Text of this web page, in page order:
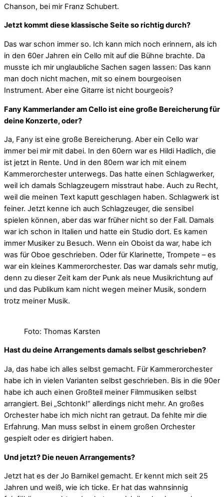
Chanson, bei mir Franz Schubert.
Jetzt kommt diese klassische Seite so richtig durch?
Das war schon immer so. Ich kann mich noch erinnern, als ich
in den 60er Jahren ein Cello mit auf die Bühne brachte. Da
musste ich mir unglaubliche Sachen sagen lassen: Das kann
man doch nicht machen, mit so einem bourgeoisen
Instrument. Aber eine Gitarre ist nicht bourgeois?
Fany Kammerlander am Cello ist eine große Bereicherung für
deine Konzerte, oder?
Ja, Fany ist eine große Bereicherung. Aber ein Cello war
immer bei mir mit dabei. In den 60ern war es Hildi Hadlich, die
ist jetzt in Rente. Und in den 80ern war ich mit einem
Kammerorchester unterwegs. Das hatte einen Schlagwerker,
weil ich damals Schlagzeugern misstraut habe. Auch zu Recht,
weil die meinen Text kaputt geschlagen haben. Schlagwerk ist
feiner. Jetzt kenne ich auch Schlagzeuger, die sensibel
spielen können, aber das war früher nicht so der Fall. Damals
war ich schon in Italien und hatte ein Studio dort. Es kamen
immer Musiker zu Besuch. Wenn ein Oboist da war, habe ich
was für Oboe geschrieben. Oder für Klarinette, Trompete – es
war ein kleines Kammerorchester. Das war damals sehr mutig,
denn zu dieser Zeit kam der Punk als neue Musikrichtung auf
und das Publikum kam nicht wegen meiner Musik, sondern
trotz meiner Musik.
Foto: Thomas Karsten
Hast du deine Arrangements damals selbst geschrieben?
Ja, das habe ich alles selbst gemacht. Für Kammerorchester
habe ich in vielen Varianten selbst geschrieben. Bis in die 90er
habe ich auch einen Großteil meiner Filmmusiken selbst
arrangiert. Bei „Schtonk!“ allerdings nicht mehr. An großes
Orchester habe ich mich nicht ran getraut. Da fehlte mir die
Erfahrung. Man muss selbst in einem großen Orchester
gespielt oder es dirigiert haben.
Und jetzt? Die neuen Arrangements?
Jetzt hat es der Jo Barnikel gemacht. Er kennt mich seit 25
Jahren und weiß, wie ich ticke. Er hat das wahnsinnig